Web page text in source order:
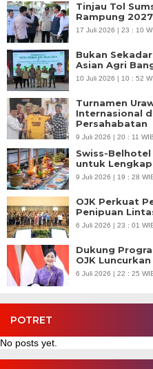
Tinjau Tol
Rampung 2027
17 Juli 2026 | 23 : 10
Bukan
Asian Agri
10 Juli 2026 | 10 : 52
Turnamen
Internasional
Persahabatan
9 Juli 2026 | 20 : 11 WIB
Swiss-
untuk
9 Juli 2026 | 19 : 28
OJK Perkuat
Penipuan
6 Juli 2026 | 23 : 01
Dukung
OJK
6 Juli 2026 | 22 : 25
POTRET
No posts yet.